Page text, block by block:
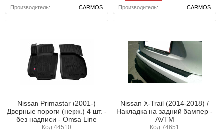
Производитель: CARMOS Производитель: CARMOS
Nissan Primastar (2001-)
Дверные пороги (нерж.) 4 шт. -
без надписи - Omsa Line
Код 44510
Nissan X-Trail (2014-2018) /
Накладка на задний бампер -
AVTM
Код 74651